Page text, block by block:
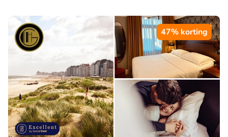
47% korting